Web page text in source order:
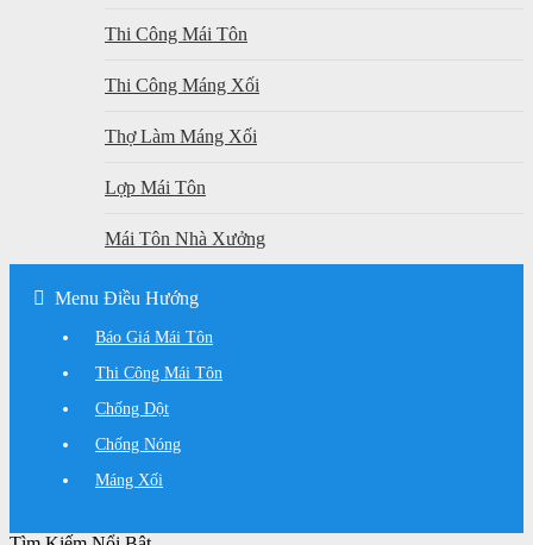
Thi Công Mái Tôn
Thi Công Máng Xối
Thợ Làm Máng Xối
Lợp Mái Tôn
Mái Tôn Nhà Xưởng
Menu Điều Hướng
Báo Giá Mái Tôn
Thi Công Mái Tôn
Chống Dột
Chống Nóng
Máng Xối